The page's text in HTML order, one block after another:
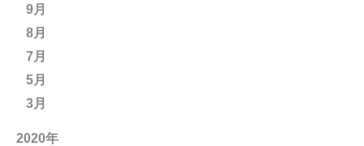
9月
8月
7月
5月
3月
2020年